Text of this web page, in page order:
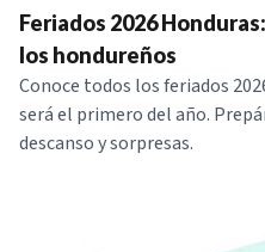
Feriados 2026
los hondureños
Conoce todos los feriados
será el primero del año.
descanso y sorpresas.